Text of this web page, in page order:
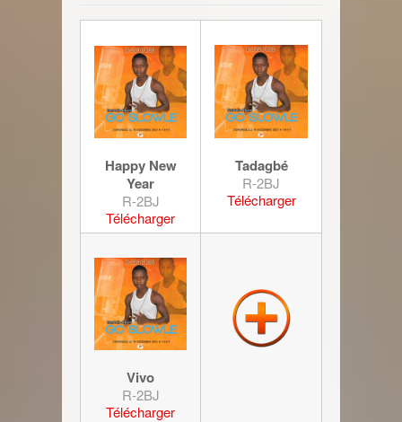
Happy New
Year
R-2BJ
Télécharger
Tadagbé
R-2BJ
Télécharger
Vivo
R-2BJ
Télécharger